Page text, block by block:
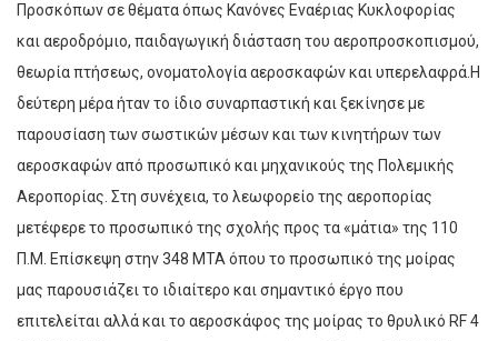
Προσκόπων σε θέματα όπως Κανόνες Εναέριας Κυκλοφορίας
και αεροδρόμιο, παιδαγωγική διάσταση του αεροπροσκοπισμού,
θεωρία πτήσεως, ονοματολογία αεροσκαφών και υπερελαφρά.Η
δεύτερη μέρα ήταν το ίδιο συναρπαστική και ξεκίνησε με
παρουσίαση των σωστικών μέσων και των κινητήρων των
αεροσκαφών από προσωπικό και μηχανικούς της Πολεμικής
Αεροπορίας. Στη συνέχεια, το λεωφορείο της αεροπορίας
μετέφερε το προσωπικό της σχολής προς τα «μάτια» της 110
Π.Μ. Επίσκεψη στην 348 ΜΤΑ όπου το προσωπικό της μοίρας
μας παρουσιάζει το ιδιαίτερο και σημαντικό έργο που
επιτελείται αλλά και το αεροσκάφος της μοίρας το θρυλικό RF 4